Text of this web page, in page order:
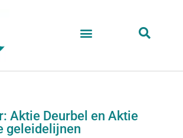
Aktie Deurbel en Aktie
geleidelijnen